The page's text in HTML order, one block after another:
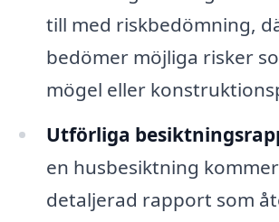
till med riskbedömning,
bedömer möjliga risker
mögel eller
Utförliga
en husbesiktning
detaljerad rapport som